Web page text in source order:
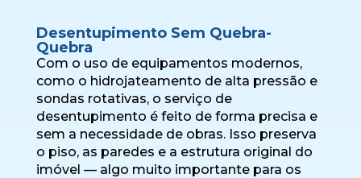
Desentupimento Sem Quebra-
Quebra
Com o uso de equipamentos modernos,
como o hidrojateamento de alta pressão e
sondas rotativas, o serviço de
desentupimento é feito de forma precisa e
sem a necessidade de obras. Isso preserva
o piso, as paredes e a estrutura original do
imóvel — algo muito importante para os